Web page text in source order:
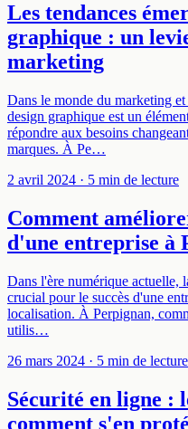
Les tendances
graphique : un
marketing
Dans le monde du marketing
design graphique est un
répondre aux besoins
marques. À Pe…
2 avril 2024 · 5 min de lecture
Comment
d'une entreprise à
Dans l'ère numérique actuelle,
crucial pour le succès d'une
localisation. À Perpignan,
utilis…
26 mars 2024 · 5 min de lecture
Sécurité en ligne :
comment s'en